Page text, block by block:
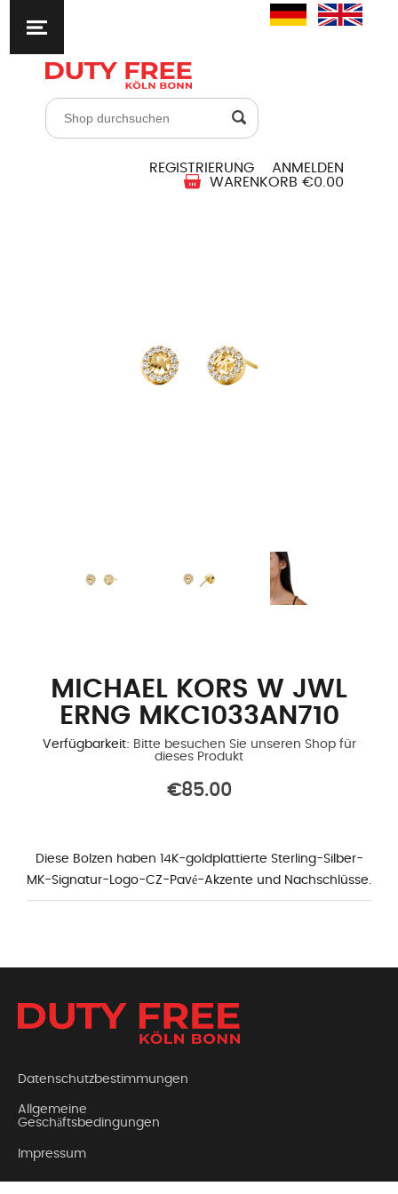
REGISTRIERUNG
ANMELDEN
WARENKORB €0.00
MICHAEL KORS W JWL
ERNG MKC1033AN710
Verfügbarkeit: Bitte besuchen Sie unseren Shop für
dieses Produkt
€85.00
Diese Bolzen haben 14K-goldplattierte Sterling-Silber-
MK-Signatur-Logo-CZ-Pavé-Akzente und Nachschlüsse.
Datenschutzbestimmungen
Allgemeine
Geschäftsbedingungen
Impressum